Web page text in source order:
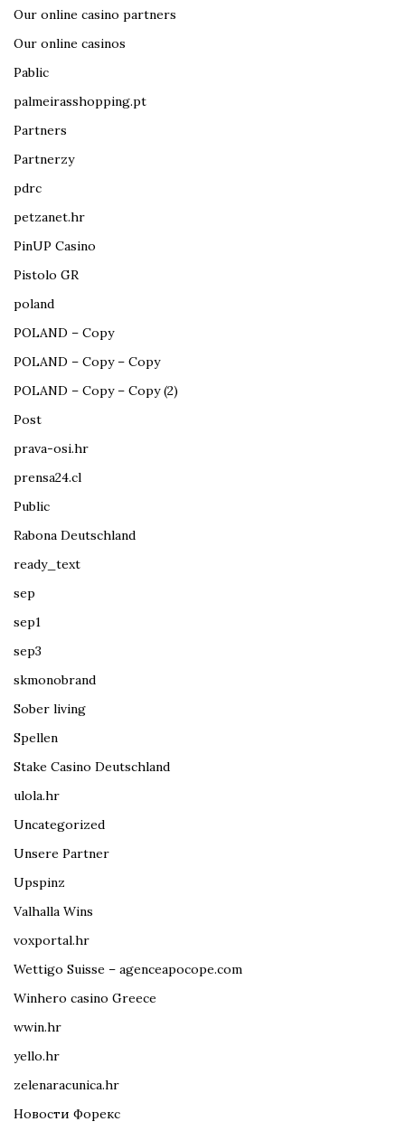
Our online casino partners
Our online casinos
Pablic
palmeirasshopping.pt
Partners
Partnerzy
pdrc
petzanet.hr
PinUP Casino
Pistolo GR
poland
POLAND – Copy
POLAND – Copy – Copy
POLAND – Copy – Copy (2)
Post
prava-osi.hr
prensa24.cl
Public
Rabona Deutschland
ready_text
sep
sep1
sep3
skmonobrand
Sober living
Spellen
Stake Casino Deutschland
ulola.hr
Uncategorized
Unsere Partner
Upspinz
Valhalla Wins
voxportal.hr
Wettigo Suisse – agenceapocope.com
Winhero casino Greece
wwin.hr
yello.hr
zelenaracunica.hr
Новости Форекс